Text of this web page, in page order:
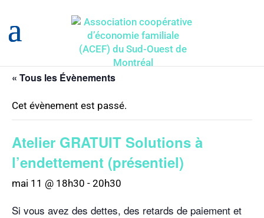
« Tous les Évènements
Cet évènement est passé.
Atelier GRATUIT Solutions à
l’endettement (présentiel)
mai 11 @ 18h30 - 20h30
Si vous avez des dettes, des retards de paiement et